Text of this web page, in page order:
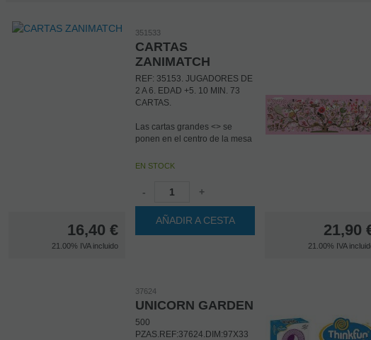
16,40 €
21.00% IVA incluido
351533
CARTAS
ZANIMATCH
REF: 35153. JUGADORES DE
2 A 6. EDAD +5. 10 MIN. 73
CARTAS.
Las cartas grandes <> se
ponen en el centro de la mesa
Se reparten un total de 7
momento no las ven.
Se trata de girar una carta
grande y, seguidamente, cada
carta grande) es el que
convierte su carta en un punto
y por lo tanto se deshace de
esta.
EN STOCK
- +
AÑADIR A CESTA
21,90
21.00% IVA
37624
UNICORN GARDEN
500
PZAS.REF:37624.DIM:97X33